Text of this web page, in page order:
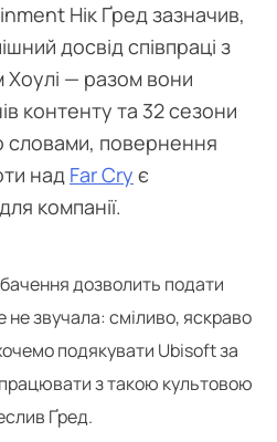
Нік Ґред зазначив,
досвід співпраці з
— разом вони
контенту та 32 сезони
словами, повернення
над Far Cry є
компанії.
дозволить подати
не звучала: сміливо, яскраво
подякувати Ubisoft за
з такою культовою
Ґред.